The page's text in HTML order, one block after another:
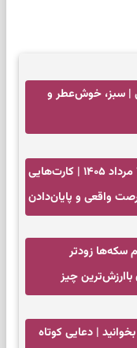
| سبز، خوش‌عطر و
فال تاروت امروز پنجشنبه ۱۵ مرداد ۱۴۰۵ | کارت‌هایی
واقعی و پایان‌دادن
زودتر
باارزش‌ترین چیز
| دعایی کوتاه